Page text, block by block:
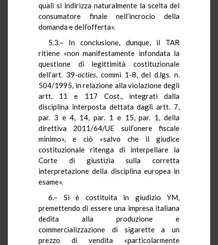
quali si indirizza naturalmente la scelta del
consumatore finale nell’incrocio della
domanda e dell’offerta».
5.3.– In conclusione, dunque, il TAR
ritiene «non manifestamente infondata la
questione di legittimità costituzionale
dell’art. 39-octies, commi 1-8, del d.lgs. n.
504/1995, in relazione alla violazione degli
artt. 11 e 117 Cost., integrati dalla
disciplina interposta dettata dagli artt. 7,
par. 3 e 4, 14, par. 1 e 15, par. 1, della
direttiva 2011/64/UE sull’onere fiscale
minimo», e ciò «salvo che il giudice
costituzionale ritenga di interpellare la
Corte di giustizia sulla corretta
interpretazione della disciplina europea in
esame».
6.– Si è costituita in giudizio YM,
premettendo di essere una impresa italiana
dedita alla produzione e
commercializzazione di sigarette a un
prezzo di vendita «particolarmente